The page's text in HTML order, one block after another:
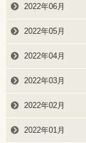
2022年06月
2022年05月
2022年04月
2022年03月
2022年02月
2022年01月